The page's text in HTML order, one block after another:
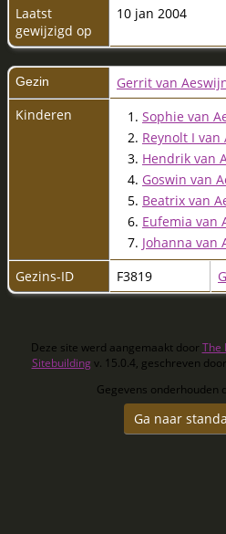
Laatst
gewijzigd op
10 jan 2004
Gezin Gerrit van
Kinderen
1. Sophie van
2. Reynolt I van
3. Hendrik van
4. Goswin van
5. Beatrix van
6. Eufemia van
7. Johanna van
Gezins-ID
F3819
Deze site werd aangemaakt door The
Sitebuilding v. 15.0.4, geschreven
Gegevens onderhouden
Ga naar